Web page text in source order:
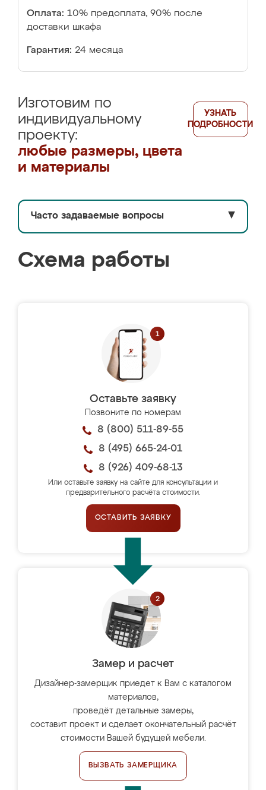
Оплата: 10% предоплата, 90% после
доставки шкафа
Гарантия: 24 месяца
Изготовим по
индивидуальному
проекту:
любые размеры, цвета
и материалы
УЗНАТЬ
ПОДРОБНОСТИ
Часто задаваемые вопросы ▼
Схема работы
Оставьте заявку
Позвоните по номерам
8 (800) 511-89-55
8 (495) 665-24-01
8 (926) 409-68-13
Или оставьте заявку на сайте для консультации и
предварительного расчёта стоимости.
ОСТАВИТЬ ЗАЯВКУ
Замер и расчет
Дизайнер-замерщик приедет к Вам с каталогом
материалов,
проведёт детальные замеры,
составит проект и сделает окончательный расчёт
стоимости Вашей будущей мебели.
ВЫЗВАТЬ ЗАМЕРЩИКА